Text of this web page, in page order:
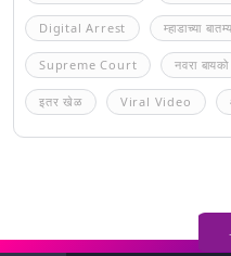
Digital Arrest म्हाडाच्या
Supreme Court नवरा बायको
इतर खेळ Viral Video